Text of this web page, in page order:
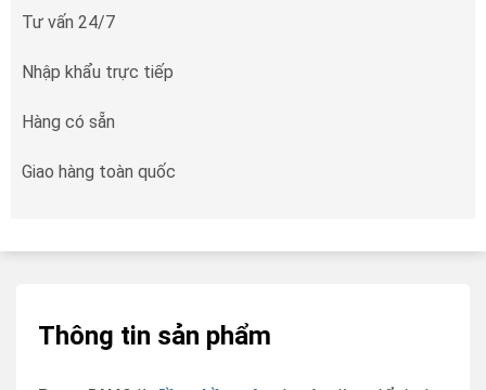
Tư vấn 24/7
Nhập khẩu trực tiếp
Hàng có sẵn
Giao hàng toàn quốc
Thông tin sản phẩm